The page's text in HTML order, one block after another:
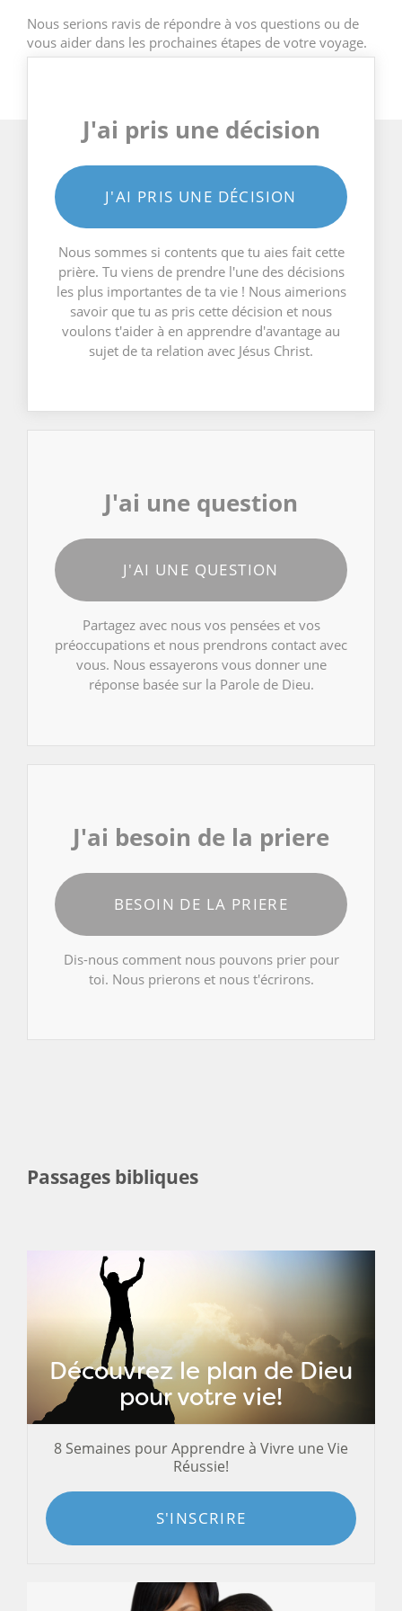
Nous serions ravis de répondre à vos questions ou de
vous aider dans les prochaines étapes de votre voyage.
J'ai pris une décision
J'AI PRIS UNE DÉCISION
Nous sommes si contents que tu aies fait cette
prière. Tu viens de prendre l'une des décisions
les plus importantes de ta vie ! Nous aimerions
savoir que tu as pris cette décision et nous
voulons t'aider à en apprendre d'avantage au
sujet de ta relation avec Jésus Christ.
J'ai une question
J'AI UNE QUESTION
Partagez avec nous vos pensées et vos
préoccupations et nous prendrons contact avec
vous. Nous essayerons vous donner une
réponse basée sur la Parole de Dieu.
J'ai besoin de la priere
BESOIN DE LA PRIERE
Dis-nous comment nous pouvons prier pour
toi. Nous prierons et nous t'écrirons.
Passages bibliques
Découvrez le plan de Dieu
pour votre vie!
8 Semaines pour Apprendre à Vivre une Vie
Réussie!
S'INSCRIRE